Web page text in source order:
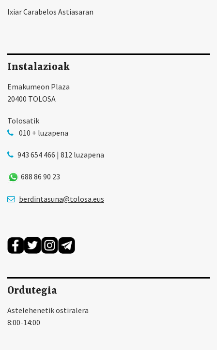
Ixiar Carabelos Astiasaran
Instalazioak
Emakumeon Plaza
20400 TOLOSA
Tolosatik
010 + luzapena
943 654 466 | 812 luzapena
688 86 90 23
berdintasuna@tolosa.eus
Ordutegia
Astelehenetik ostiralera
8:00-14:00